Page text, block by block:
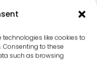
technologies like cookies to
Consenting to these
such as browsing
e